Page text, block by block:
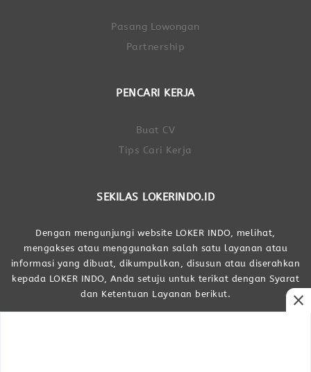
Pasang Lowongan
Partnership
PENCARI KERJA
Buat CV
Tips Cari Kerja
SEKILAS LOKERINDO.ID
Dengan mengunjungi website LOKER INDO, melihat,
mengakses atau menggunakan salah satu layanan atau
informasi yang dibuat, dikumpulkan, disusun atau diserahkan
kepada LOKER INDO, Anda setuju untuk terikat dengan Syarat
dan Ketentuan Layanan berikut.
close